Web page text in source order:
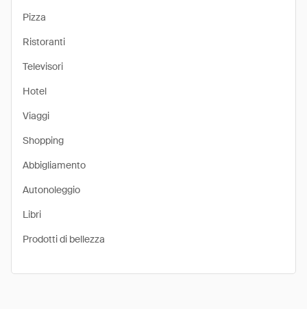
Pizza
Ristoranti
Televisori
Hotel
Viaggi
Shopping
Abbigliamento
Autonoleggio
Libri
Prodotti di bellezza